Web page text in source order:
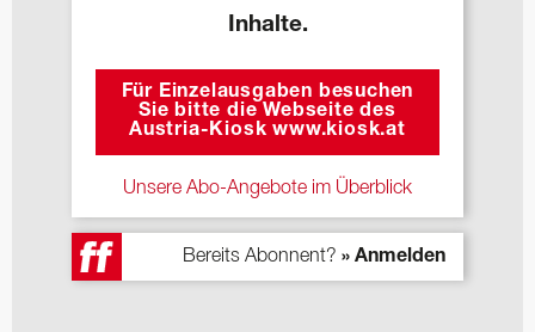
Inhalte.
Für Einzelausgaben besuchen
Sie bitte die Webseite des
Austria-Kiosk www.kiosk.at
Unsere Abo-Angebote im Überblick
Bereits Abonnent? » Anmelden